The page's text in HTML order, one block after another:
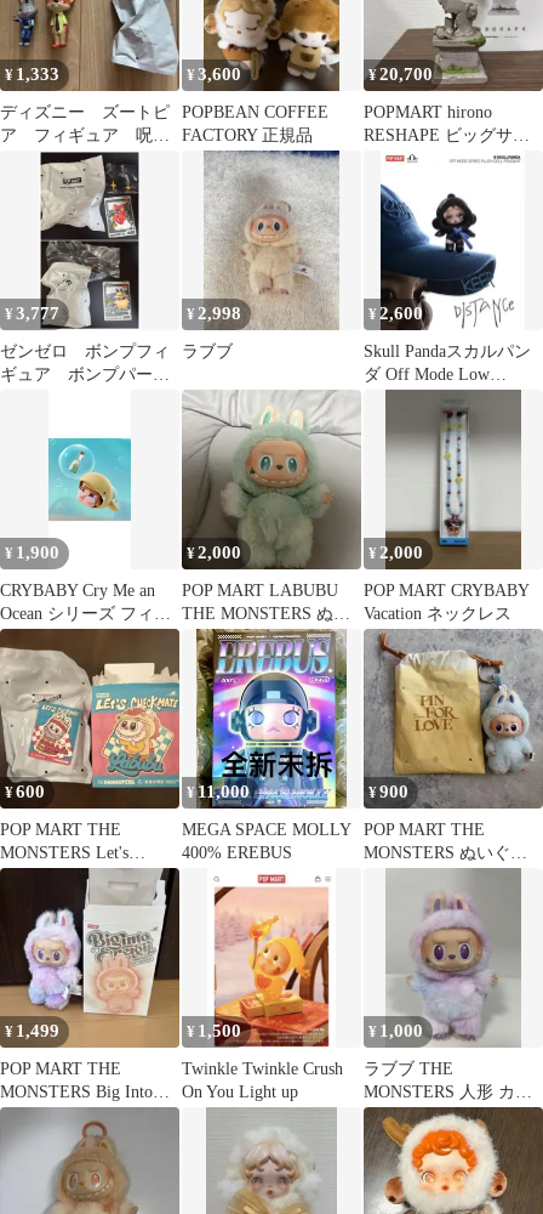
¥ 1,333
ディズニー ズートピ
ア フィギュア 呪術
廻戦 POPMART ポップ
マート 狗巻
¥3,600
POPBEAN COFFEE
FACTORY 正規品
¥20,700
POPMART hirono
RESHAPE ビッグサイ
ズ ヒロノ
¥3,777
ゼンゼロ ボンプフィ
ギュア ボンプパーテ
¥ 2,998
ラブブ
¥ 2,600
Skull Pandaスカルパン
ダ Off Mode Low
¥ 1,900
CRYBABY Cry Me an
Ocean シリーズ フィギ
ュア ウミガメ
¥2,000
POP MART LABUBU
THE MONSTERS ぬい
ぐるみラブブ正規品
¥ 2,000
POP MART CRYBABY
Vacation ネックレス
¥600
POP MART THE
MONSTERS Let's
Checkmate
¥11,000
MEGA SPACE MOLLY
400% EREBUS
¥900
POP MART THE
MONSTERS ぬいぐる
¥ 1,499
POP MART THE
MONSTERS Big Into
Energy
¥ 1,500
Twinkle Twinkle Crush
On You Light up
¥ 1,000
ラブブ THE
MONSTERS 人形 カー
ド付き 美品 POP MART